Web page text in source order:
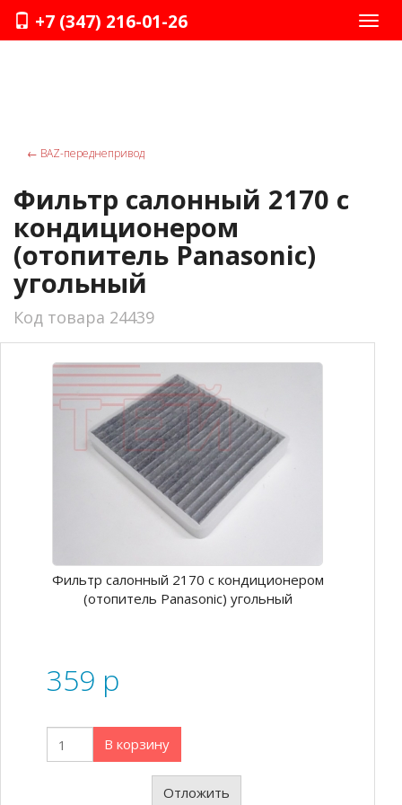
+7 (347) 216-01-26
← ВАZ-переднепривод
Фильтр салонный 2170 с
кондиционером
(отопитель Panasonic)
угольный
Код товара 24439
Фильтр салонный 2170 с кондиционером
(отопитель Panasonic) угольный
359 p
В корзину
Отложить